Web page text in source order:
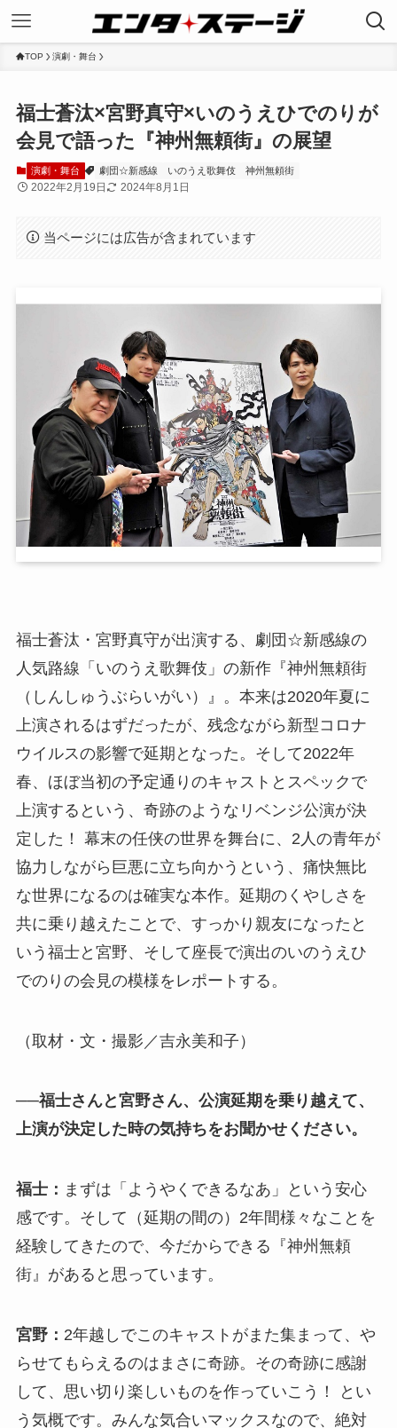
TOP 演劇・舞台
福士蒼汰×宮野真守×いのうえひでのりが
会見で語った『神州無頼街』の展望
演劇・舞台 劇団☆新感線 いのうえ歌舞伎 神州無頼街
2022年2月19日 2024年8月1日
当ページには広告が含まれています
福士蒼汰・宮野真守が出演する、劇団☆新感線の
人気路線「いのうえ歌舞伎」の新作『神州無頼街
（しんしゅうぶらいがい）』。本来は2020年夏に
上演されるはずだったが、残念ながら新型コロナ
ウイルスの影響で延期となった。そして2022年
春、ほぼ当初の予定通りのキャストとスペックで
上演するという、奇跡のようなリベンジ公演が決
定した！ 幕末の任侠の世界を舞台に、2人の青年が
協力しながら巨悪に立ち向かうという、痛快無比
な世界になるのは確実な本作。延期のくやしさを
共に乗り越えたことで、すっかり親友になったと
いう福士と宮野、そして座長で演出のいのうえひ
でのりの会見の模様をレポートする。
（取材・文・撮影／吉永美和子）
──福士さんと宮野さん、公演延期を乗り越えて、
上演が決定した時の気持ちをお聞かせください。
福士： まずは「ようやくできるなあ」という安心
感です。そして（延期の間の）2年間様々なことを
経験してきたので、今だからできる『神州無頼
街』があると思っています。
宮野： 2年越しでこのキャストがまた集まって、や
らせてもらえるのはまさに奇跡。その奇跡に感謝
して、思い切り楽しいものを作っていこう！ とい
う気概です。みんな気合いマックスなので、絶対